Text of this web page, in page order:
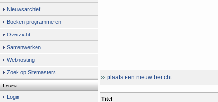
Nieuwsarchief
Boeken programmeren
Overzicht
Samenwerken
Webhosting
Zoek op Sitemasters
Leden
Login
plaats een nieuw bericht
Titel